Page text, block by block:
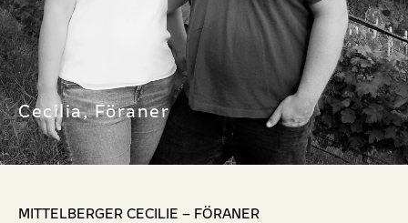
Cecilia, Föraner
MITTELBERGER CECILIE – FÖRANER